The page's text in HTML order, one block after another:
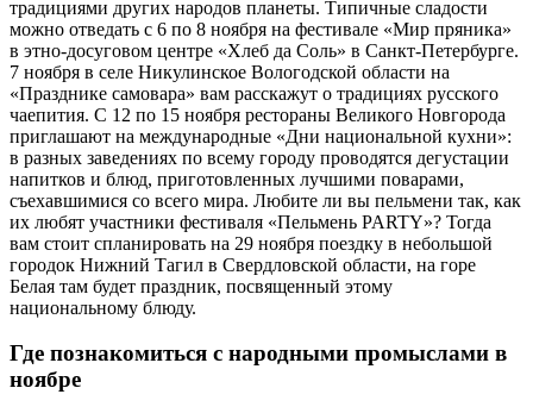
традициями других народов планеты. Типичные сладости
можно отведать с 6 по 8 ноября на фестивале «Мир пряника»
в этно-досуговом центре «Хлеб да Соль» в Санкт-Петербурге.
7 ноября в селе Никулинское Вологодской области на
«Празднике самовара» вам расскажут о традициях русского
чаепития. С 12 по 15 ноября рестораны Великого Новгорода
приглашают на международные «Дни национальной кухни»:
в разных заведениях по всему городу проводятся дегустации
напитков и блюд, приготовленных лучшими поварами,
съехавшимися со всего мира. Любите ли вы пельмени так, как
их любят участники фестиваля «Пельмень PARTY»? Тогда
вам стоит спланировать на 29 ноября поездку в небольшой
городок Нижний Тагил в Свердловской области, на горе
Белая там будет праздник, посвященный этому
национальному блюду.
Где познакомиться с народными промыслами в
ноябре